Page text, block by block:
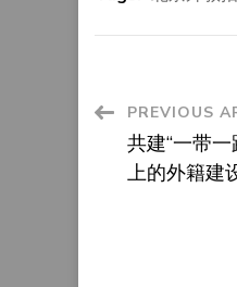
PostPREVIOUS
共建“一带
上的外籍建